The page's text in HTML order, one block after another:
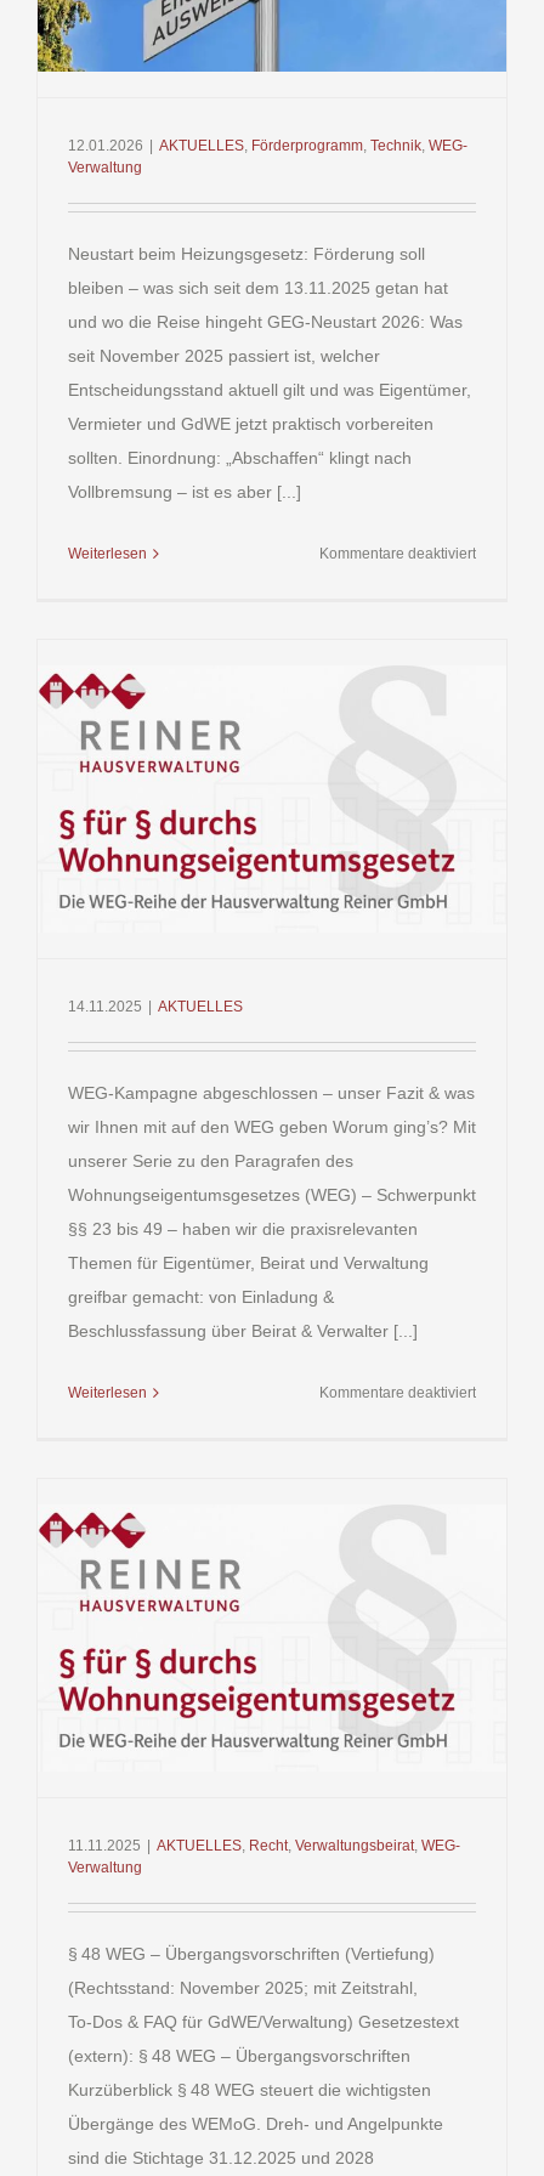
12.01.2026 AKTUELLES, Förderprogramm, Technik, WEG-
Verwaltung
Neustart beim Heizungsgesetz: Förderung soll
bleiben – was sich seit dem 13.11.2025 getan hat
und wo die Reise hingeht GEG-Neustart 2026: Was
seit November 2025 passiert ist, welcher
Entscheidungsstand aktuell gilt und was Eigentümer,
Vermieter und GdWE jetzt praktisch vorbereiten
sollten. Einordnung: „Abschaffen“ klingt nach
Vollbremsung – ist es aber [...]
Weiterlesen Kommentare deaktiviertfür
14.11.2025 AKTUELLES
WEG‑Kampagne abgeschlossen – unser Fazit & was
wir Ihnen mit auf den WEG geben Worum ging’s? Mit
unserer Serie zu den Paragrafen des
Wohnungseigentumsgesetzes (WEG) – Schwerpunkt
§§ 23 bis 49 – haben wir die praxisrelevanten
Themen für Eigentümer, Beirat und Verwaltung
greifbar gemacht: von Einladung &
Beschlussfassung über Beirat & Verwalter [...]
Weiterlesen Kommentare deaktiviertfür
11.11.2025 AKTUELLES, Recht, Verwaltungsbeirat, WEG-
Verwaltung
§ 48 WEG – Übergangsvorschriften (Vertiefung)
(Rechtsstand: November 2025; mit Zeitstrahl,
To‑Dos & FAQ für GdWE/Verwaltung) Gesetzestext
(extern): § 48 WEG – Übergangsvorschriften
Kurzüberblick § 48 WEG steuert die wichtigsten
Übergänge des WEMoG. Dreh‑ und Angelpunkte
sind die Stichtage 31.12.2025 und 2028